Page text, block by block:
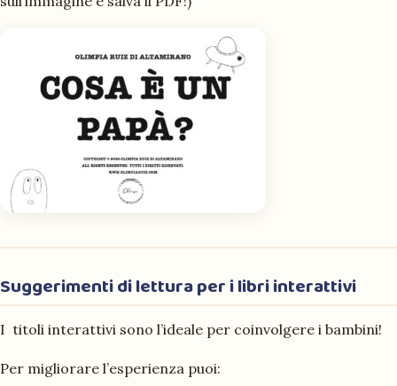
Suggerimenti di lettura per i libri interattivi
I titoli interattivi sono l’ideale per coinvolgere i bambini!
Per migliorare l’esperienza puoi: